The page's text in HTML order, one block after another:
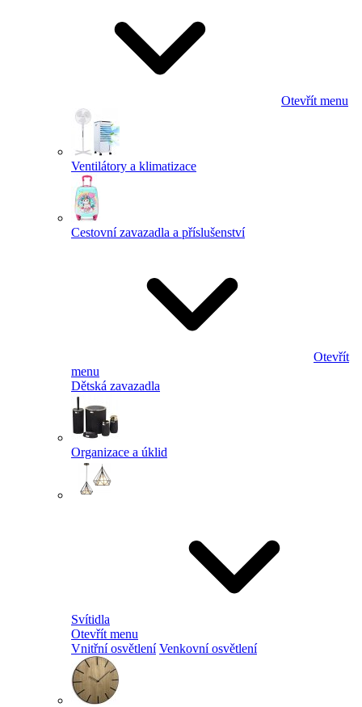
Otevřít menu
Ventilátory a klimatizace
Cestovní zavazadla a příslušenství
Otevřít
menu
Dětská zavazadla
Organizace a úklid
Svítidla
Otevřít menu
Vnitřní osvětlení Venkovní osvětlení